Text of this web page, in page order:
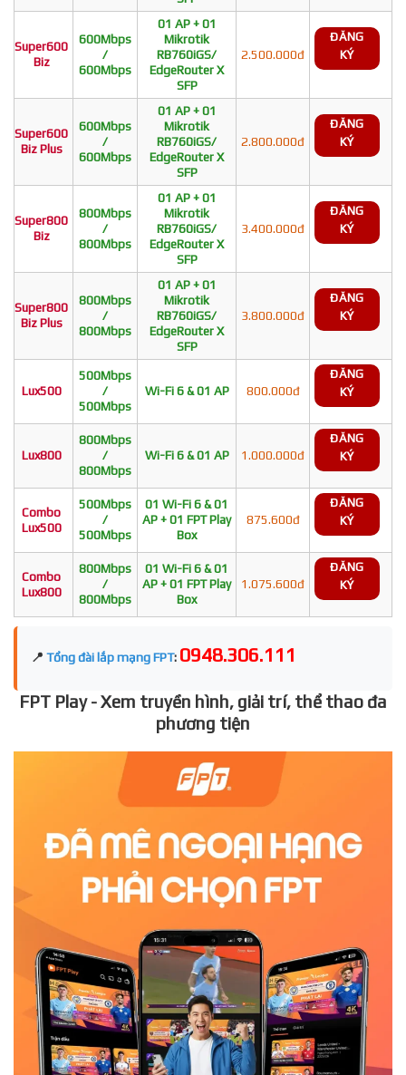
Super600
Biz
600Mbps
/
600Mbps
01 AP + 01
Mikrotik
RB760iGS/
EdgeRouter X
SFP
2.500.000đ
ĐĂNG
KÝ
Super600
Biz Plus
600Mbps
/
600Mbps
01 AP + 01
Mikrotik
RB760iGS/
EdgeRouter X
SFP
2.800.000đ
ĐĂNG
KÝ
Super800
Biz
800Mbps
/
800Mbps
01 AP + 01
Mikrotik
RB760iGS/
EdgeRouter X
SFP
3.400.000đ
ĐĂNG
KÝ
Super800
Biz Plus
800Mbps
/
800Mbps
01 AP + 01
Mikrotik
RB760iGS/
EdgeRouter X
SFP
3.800.000đ
ĐĂNG
KÝ
Lux500
500Mbps
/
500Mbps
Wi-Fi 6 & 01 AP 800.000đ
ĐĂNG
KÝ
Lux800
800Mbps
/
800Mbps
Wi-Fi 6 & 01 AP 1.000.000đ
ĐĂNG
KÝ
Combo
Lux500
500Mbps
/
500Mbps
01 Wi-Fi 6 & 01
AP + 01 FPT Play
Box
875.600đ
ĐĂNG
KÝ
Combo
Lux800
800Mbps
/
800Mbps
01 Wi-Fi 6 & 01
AP + 01 FPT Play
Box
1.075.600đ
ĐĂNG
KÝ
📍 Tổng đài lắp mạng FPT: 0948.306.111
FPT Play - Xem truyền hình, giải trí, thể thao đa
phương tiện